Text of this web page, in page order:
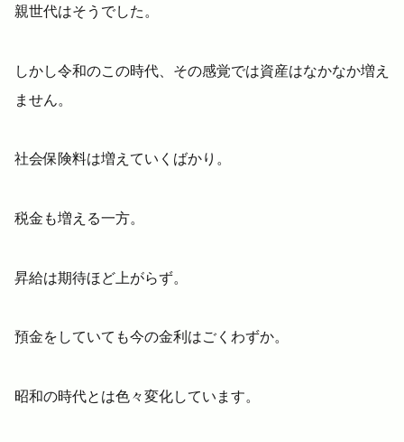
親世代はそうでした。
しかし令和のこの時代、その感覚では資産はなかなか増え
ません。
社会保険料は増えていくばかり。
税金も増える一方。
昇給は期待ほど上がらず。
預金をしていても今の金利はごくわずか。
昭和の時代とは色々変化しています。